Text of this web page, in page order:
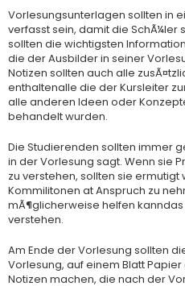
Vorlesungsunterlagen sollten in
verfasst sein, damit die SchÃ¼ler
sollten die wichtigsten
die der Ausbilder in seiner
Notizen sollten auch alle
enthaltenalle die der Kursleiter
alle anderen Ideen oder
behandelt wurden.
Die Studierenden sollten immer
in der Vorlesung sagt. Wenn sie
zu verstehen, sollten sie ermutigt
Kommilitonen at Anspruch zu
mÃ¶glicherweise helfen
verstehen.
Am Ende der Vorlesung sollten
Vorlesung, auf einem Blatt
Notizen machen, die nach der